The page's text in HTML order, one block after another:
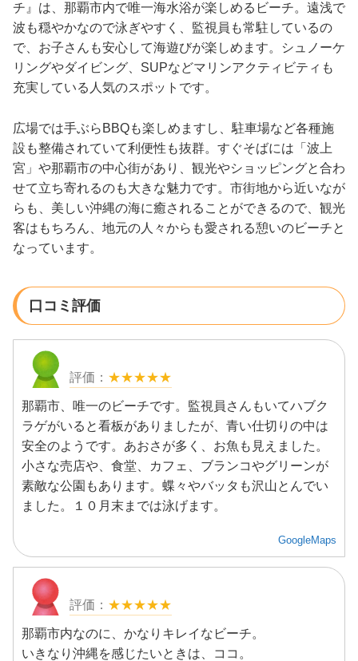
チ』は、那覇市内で唯一海水浴が楽しめるビーチ。遠浅で
波も穏やかなので泳ぎやすく、監視員も常駐しているの
で、お子さんも安心して海遊びが楽しめます。シュノーケ
リングやダイビング、SUPなどマリンアクティビティも
充実している人気のスポットです。
広場では手ぶらBBQも楽しめますし、駐車場など各種施
設も整備されていて利便性も抜群。すぐそばには「波上
宮」や那覇市の中心街があり、観光やショッピングと合わ
せて立ち寄れるのも大きな魅力です。市街地から近いなが
らも、美しい沖縄の海に癒されることができるので、観光
客はもちろん、地元の人々からも愛される憩いのビーチと
なっています。
口コミ評価
★★★★★
那覇市、唯一のビーチです。監視員さんもいてハブク
ラゲがいると看板がありましたが、青い仕切りの中は
安全のようです。あおさが多く、お魚も見えました。
小さな売店や、食堂、カフェ、ブランコやグリーンが
素敵な公園もあります。蝶々やバッタも沢山とんでい
ました。１０月末までは泳げます。
GoogleMaps
★★★★★
那覇市内なのに、かなりキレイなビーチ。
いきなり沖縄を感じたいときは、ココ。